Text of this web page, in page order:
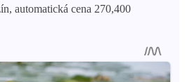
automatická cena 270,400